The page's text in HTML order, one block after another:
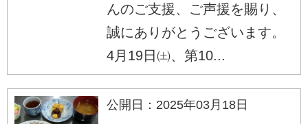
んのご支援、ご声援を賜り、
誠にありがとうございます。
4月19日㈯、第10...
公開日：2025年03月18日